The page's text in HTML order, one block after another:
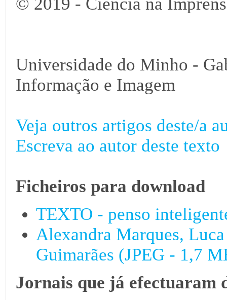
Universidade do Minho -
Informação e Imagem
Veja outros artigos deste/a
Escreva ao autor deste texto
Ficheiros para download
TEXTO - penso
Alexandra Marques,
Guimarães (JPEG - 1,7
Jornais que já efectuaram